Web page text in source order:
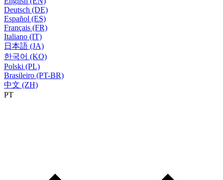
Deutsch (DE)
Español (ES)
Français (FR)
Italiano (IT)
日本語 (JA)
한국어 (KO)
Polski (PL)
Brasileiro (PT-BR)
中文 (ZH)
PT